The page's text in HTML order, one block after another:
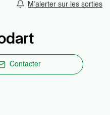
M’alerter sur les sorties
Contacter